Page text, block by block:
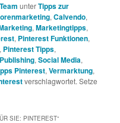
unterTipps zur
,Calvendo,
,Marketingtipps,
, Pinterest Funktionen,
, Pinterest Tipps,
,Social Media,
Pinterest,Vermarktung,
verschlagwortet. Setze
SIE: PINTEREST“